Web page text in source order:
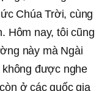
Chúa Trời, cùng
Hôm nay, tôi cũng
này mà Ngài
không được nghe
ở các quốc gia